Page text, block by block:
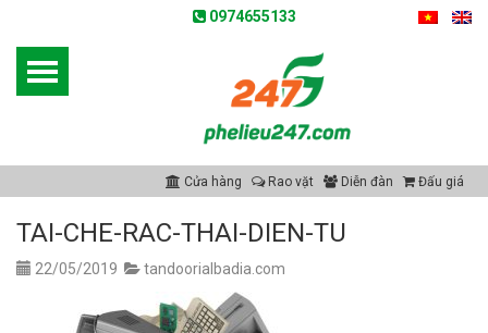
0974655133
Cửa hàng Rao vặt Diễn đàn Đấu giá
TAI-CHE-RAC-THAI-DIEN-TU
22/05/2019 tandoorialbadia.com